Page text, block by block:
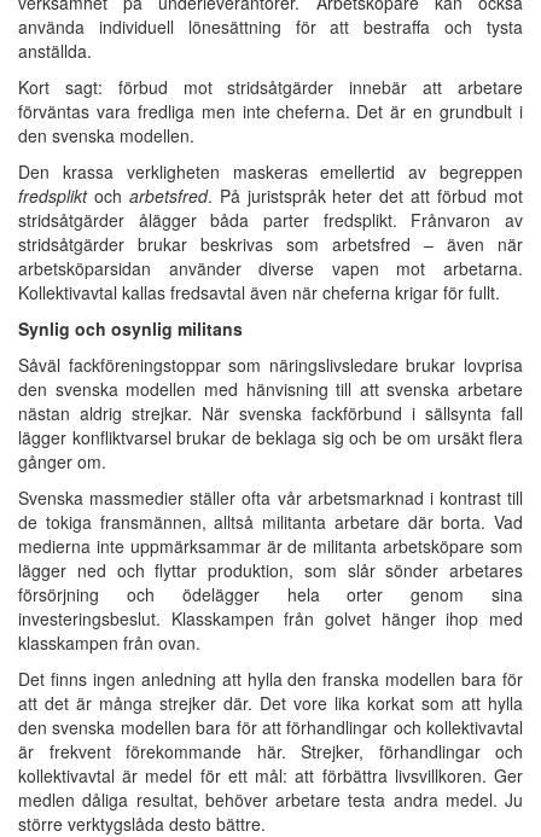
använda individuell lönesättning för att bestraffa och tysta
anställda.
Kort sagt: förbud mot stridsåtgärder innebär att arbetare
förväntas vara fredliga men inte cheferna. Det är en grundbult i
den svenska modellen.
Den krassa verkligheten maskeras emellertid av begreppen
fredspliktoch arbetsfred. På juristspråk heter det att förbud mot
stridsåtgärder ålägger båda parter fredsplikt. Frånvaron av
stridsåtgärder brukar beskrivas som arbetsfred – även när
arbetsköparsidan använder diverse vapen mot arbetarna.
Kollektivavtal kallas fredsavtal även när cheferna krigar för fullt.
Synlig och osynlig militans
Såväl fackföreningstoppar som näringslivsledare brukar lovprisa
den svenska modellen med hänvisning till att svenska arbetare
nästan aldrig strejkar. När svenska fackförbund i sällsynta fall
lägger konfliktvarsel brukar de beklaga sig och be om ursäkt flera
gånger om.
Svenska massmedier ställer ofta vår arbetsmarknad i kontrast till
de tokiga fransmännen, alltså militanta arbetare där borta. Vad
medierna inte uppmärksammar är de militanta arbetsköpare som
lägger ned och flyttar produktion, som slår sönder arbetares
försörjning och ödelägger hela orter genom sina
investeringsbeslut. Klasskampen från golvet hänger ihop med
klasskampen från ovan.
Det finns ingen anledning att hylla den franska modellen bara för
att det är många strejker där. Det vore lika korkat som att hylla
den svenska modellen bara för att förhandlingar och kollektivavtal
är frekvent förekommande här. Strejker, förhandlingar och
kollektivavtal är medel för ett mål: att förbättra livsvillkoren. Ger
medlen dåliga resultat, behöver arbetare testa andra medel. Ju
större verktygslåda desto bättre.